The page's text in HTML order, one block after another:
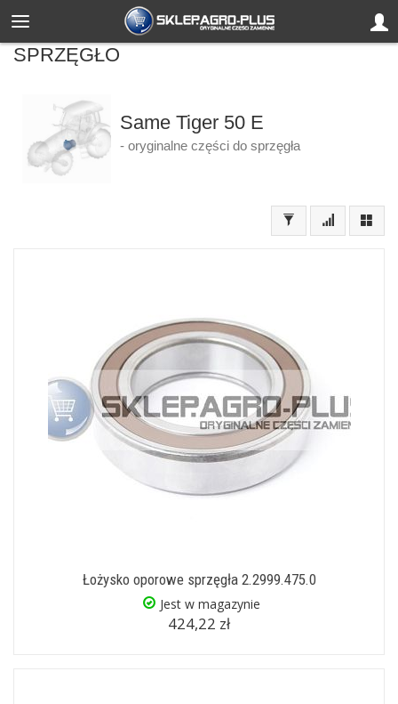
SPRZĘGŁO
Same Tiger 50 E
- oryginalne części do sprzęgła
Łożysko oporowe sprzęgła 2.2999.475.0
Jest w magazynie
424,22 zł